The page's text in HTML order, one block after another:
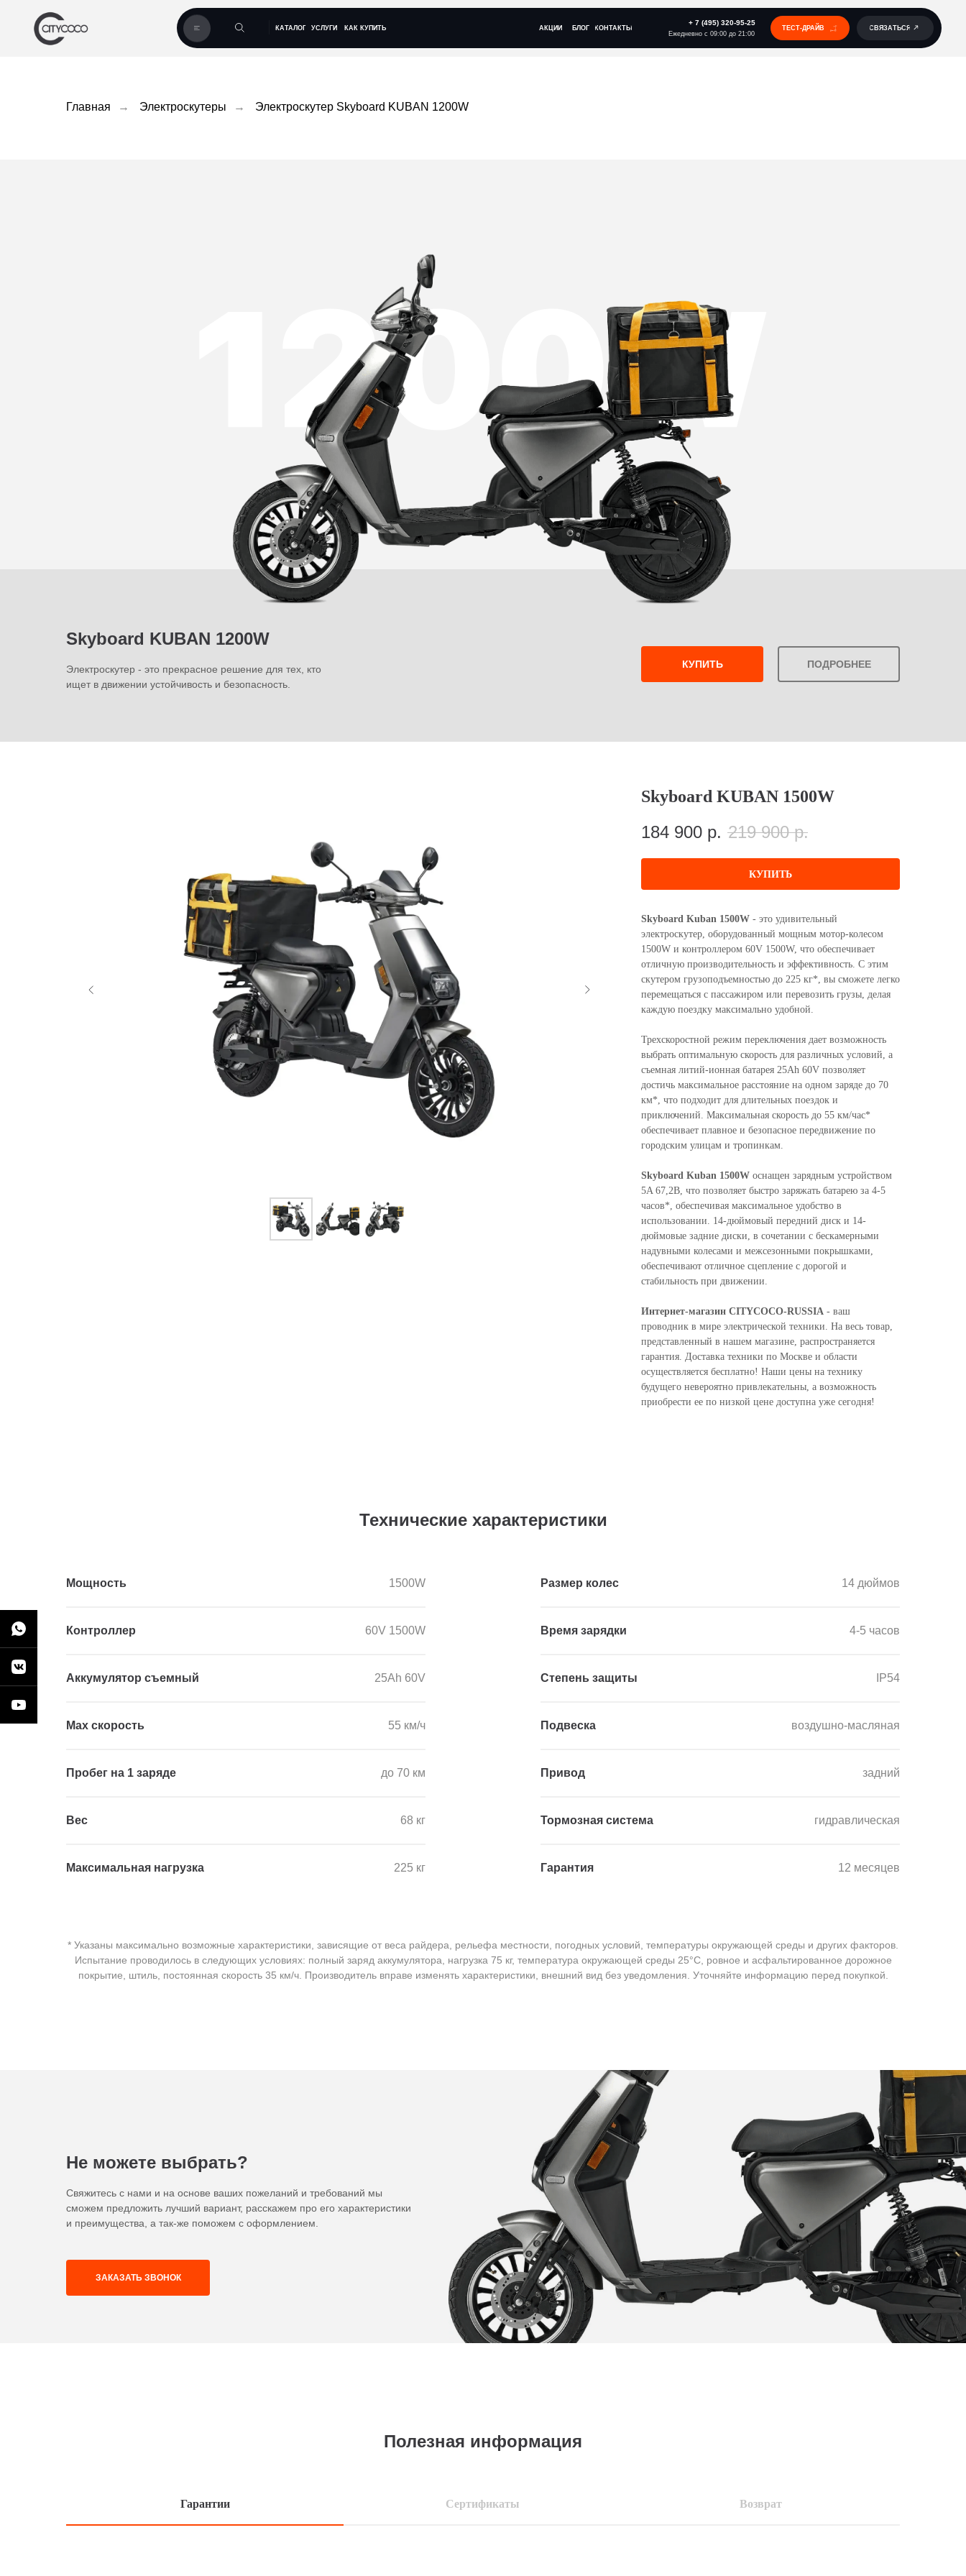
Ежедневно с 09:00 до 21:00
КАК КУПИТЬ КОНТАКТЫ
УСЛУГИ ТЕСТ-ДРАЙВ СВЯЗАТЬСЯ
Главная → Электроскутеры → Электроскутер Skyboard KUBAN 1200W
Skyboard KUBAN 1200W
Электроскутер - это прекрасное решение для тех, кто
ищет в движении устойчивость и безопасность.
КУПИТЬ ПОДРОБНЕЕ
Skyboard KUBAN 1500W
184 900 р. 219 900 р.
КУПИТЬ
Skyboard Kuban 1500W - это удивительный
электроскутер, оборудованный мощным мотор-колесом
1500W и контроллером 60V 1500W, что обеспечивает
отличную производительность и эффективность. С этим
скутером грузоподъемностью до 225 кг*, вы сможете легко
перемещаться с пассажиром или перевозить грузы, делая
каждую поездку максимально удобной.
Трехскоростной режим переключения дает возможность
выбрать оптимальную скорость для различных условий, а
съемная литий-ионная батарея 25Аh 60V позволяет
достичь максимальное расстояние на одном заряде до 70
км*, что подходит для длительных поездок и
приключений. Максимальная скорость до 55 км/час*
обеспечивает плавное и безопасное передвижение по
городским улицам и тропинкам.
Skyboard Kuban 1500W оснащен зарядным устройством
5A 67,2В, что позволяет быстро заряжать батарею за 4-5
часов*, обеспечивая максимальное удобство в
использовании. 14-дюймовый передний диск и 14-
дюймовые задние диски, в сочетании с бескамерными
надувными колесами и межсезонными покрышками,
обеспечивают отличное сцепление с дорогой и
стабильность при движении.
Интернет-магазин CITYCOCO-RUSSIA - ваш
проводник в мире электрической техники. На весь товар,
представленный в нашем магазине, распространяется
гарантия. Доставка техники по Москве и области
осуществляется бесплатно! Наши цены на технику
будущего невероятно привлекательны, а возможность
приобрести ее по низкой цене доступна уже сегодня!
1500W
Мощность
60V 1500W
Контроллер
25Аh 60V
Аккумулятор съемный
55 км/ч
Мах скорость
до 70 км
Пробег на 1 заряде
Вес
Максимальная нагрузка
68 кг
225 кг
14 дюймов
Размер колес
4-5 часов
Время зарядки
IP54
Степень защиты
воздушно-масляная
Подвеска
задний
Привод
Тормозная система
Гарантия
гидравлическая
12 месяцев
Технические характеристики
* Указаны максимально возможные характеристики, зависящие от веса райдера, рельефа местности, погодных условий, температуры окружающей среды и других факторов.
Испытание проводилось в следующих условиях: полный заряд аккумулятора, нагрузка 75 кг, температура окружающей среды 25°C, ровное и асфальтированное дорожное
покрытие, штиль, постоянная скорость 35 км/ч. Производитель вправе изменять характеристики, внешний вид без уведомления. Уточняйте информацию перед покупкой.
Не можете выбрать?
Свяжитесь с нами и на основе ваших пожеланий и требований мы
сможем предложить лучший вариант, расскажем про его характеристики
и преимущества, а так-же поможем с оформлением.
ЗАКАЗАТЬ ЗВОНОК
Полезная информация
Гарантии Сертификаты Возврат